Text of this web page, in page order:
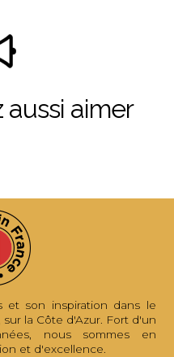
aussi aimer
et son inspiration dans le
, sur la Côte d'Azur. Fort d'un
nous sommes en
et d'excellence.